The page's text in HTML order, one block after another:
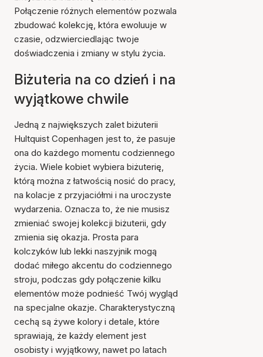
Połączenie różnych elementów pozwala
zbudować kolekcję, która ewoluuje w
czasie, odzwierciedlając twoje
doświadczenia i zmiany w stylu życia.
Biżuteria na co dzień i na
wyjątkowe chwile
Jedną z największych zalet biżuterii
Hultquist Copenhagen jest to, że pasuje
ona do każdego momentu codziennego
życia. Wiele kobiet wybiera biżuterię,
którą można z łatwością nosić do pracy,
na kolacje z przyjaciółmi i na uroczyste
wydarzenia. Oznacza to, że nie musisz
zmieniać swojej kolekcji biżuterii, gdy
zmienia się okazja. Prosta para
kolczyków lub lekki naszyjnik mogą
dodać miłego akcentu do codziennego
stroju, podczas gdy połączenie kilku
elementów może podnieść Twój wygląd
na specjalne okazje. Charakterystyczną
cechą są żywe kolory i detale, które
sprawiają, że każdy element jest
osobisty i wyjątkowy, nawet po latach